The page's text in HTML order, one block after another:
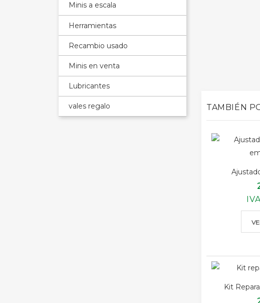
Minis a escala
Herramientas
Recambio usado
Minis en venta
Lubricantes
vales regalo TAMBIÉN
Kit